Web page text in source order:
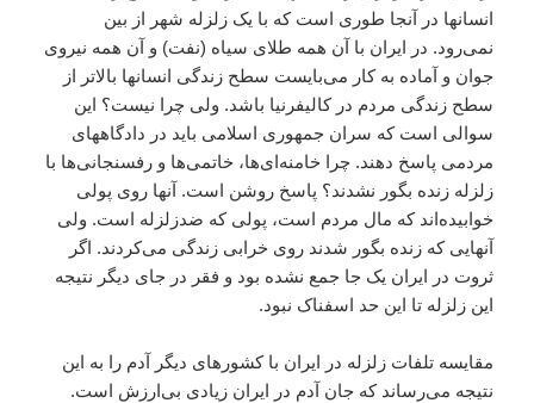
انسانها در آنجا طورى است که با يک زلزله شهر از بين
نمى‌رود. در ايران با آن همه طلاى سياه (نفت) و آن همه نيروى
جوان و آماده به کار مى‌بايست سطح زندگى انسانها بالاتر از
سطح زندگى مردم در کاليفرنيا باشد. ولى چرا نيست؟ اين
سوالى است که سران جمهورى اسلامى بايد در دادگاههاى
مردمى پاسخ دهند. چرا خامنه‌اى‌ها، خاتمى‌ها و رفسنجانى‌ها با
زلزله زنده بگور نشدند؟ پاسخ روشن است. آنها روى پولى
خوابيده‌اند که مال مردم است، پولى که ضدزلزله است. ولى
آنهايى که زنده بگور شدند روى خرابى زندگى مى‌کردند. اگر
ثروت در ايران يک جا جمع نشده بود و فقر در جاى ديگر نتيجه
اين زلزله تا اين حد اسفناک نبود.
مقايسه تلفات زلزله در ايران با کشورهاى ديگر آدم را به اين
نتيجه مى‌رساند که جان آدم در ايران زيادى بى‌ارزش است.